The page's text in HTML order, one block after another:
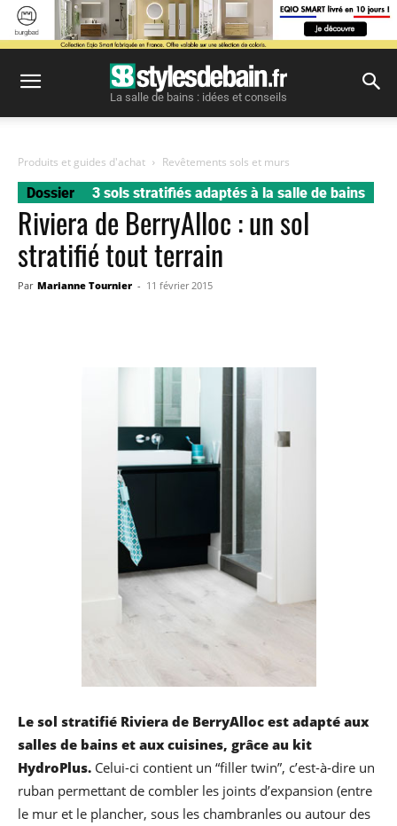
La salle de bains : idées et conseils
Produits et guides d'achat Revêtements sols et murs
Dossier 3 sols stratifiés adaptés à la salle de bains
Riviera de BerryAlloc : un sol
stratifié tout terrain
Par Marianne Tournier - 11 février 2015
Le sol stratifié Riviera de BerryAlloc est adapté aux
salles de bains et aux cuisines, grâce au kit
HydroPlus. Celui-ci contient un “filler twin”, c’est-à-dire un
ruban permettant de combler les joints d’expansion (entre
le mur et le plancher, sous les chambranles ou autour des